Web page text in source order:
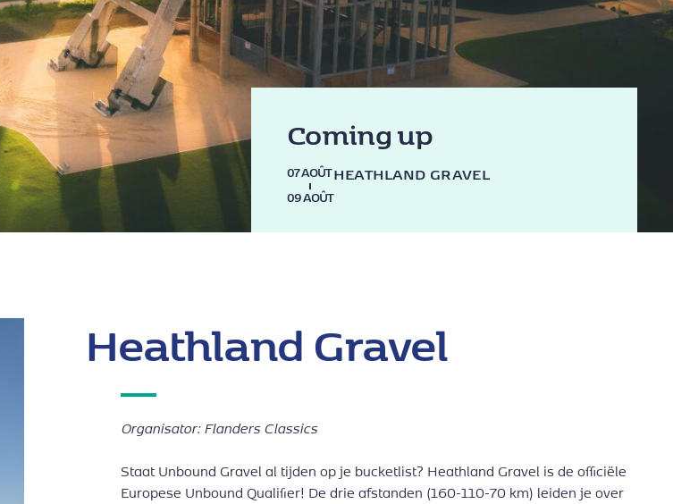
Coming up
07 AOÛT
–
09 AOÛT
HEATHLAND GRAVEL
Heathland Gravel
Organisator: Flanders Classics
Staat Unbound Gravel al tijden op je bucketlist? Heathland Gravel is de officiële
Europese Unbound Qualifier! De drie afstanden (160-110-70 km) leiden je over